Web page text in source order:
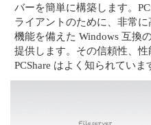
バーを簡単に構築します。
ライアントのために、非常
機能を備えた Windows 互換
提供します。その信頼性、性
PCShare はよく知られていま